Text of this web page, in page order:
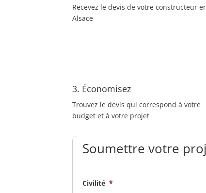
Recevez le devis de votre constructeur
Alsace
3. Économisez
Trouvez le devis qui correspond à votre
budget et à votre projet
Soumettre votre
Civilité *